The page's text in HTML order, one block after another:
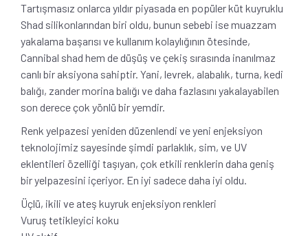
Tartışmasız onlarca yıldır piyasada en popüler küt kuyruklu
Shad silikonlarından biri oldu, bunun sebebi ise muazzam
yakalama başarısı ve kullanım kolaylığının ötesinde,
Cannibal shad hem de düşüş ve çekiş sırasında inanılmaz
canlı bir aksiyona sahiptir. Yani, levrek, alabalık, turna, kedi
balığı, zander morina balığı ve daha fazlasını yakalayabilen
son derece çok yönlü bir yemdir.
Renk yelpazesi yeniden düzenlendi ve yeni enjeksiyon
teknolojimiz sayesinde şimdi parlaklık, sim, ve UV
eklentileri özelliği taşıyan, çok etkili renklerin daha geniş
bir yelpazesini içeriyor. En iyi sadece daha iyi oldu.
Üçlü, ikili ve ateş kuyruk enjeksiyon renkleri
Vuruş tetikleyici koku